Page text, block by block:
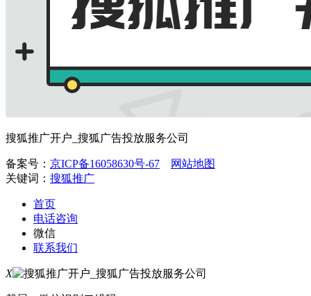
搜狐推广开户_搜狐广告投放服务公司
备案号： 京ICP备16058630号-67
网站地图
关键词： 搜狐推广
首页
电话咨询
微信
联系我们
X